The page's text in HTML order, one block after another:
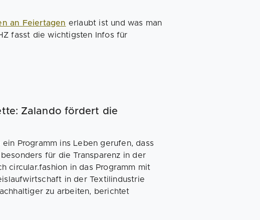
an Feiertagen erlaubt ist und was man
fasst die wichtigsten Infos für
Zalando fördert die
Programm ins Leben gerufen, dass
für die Transparenz in der
circular.fashion in das Programm mit
in der Textilindustrie
zu arbeiten, berichtet